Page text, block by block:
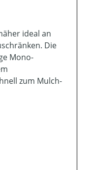
ideal an
Die
Mono-
zum Mulch-